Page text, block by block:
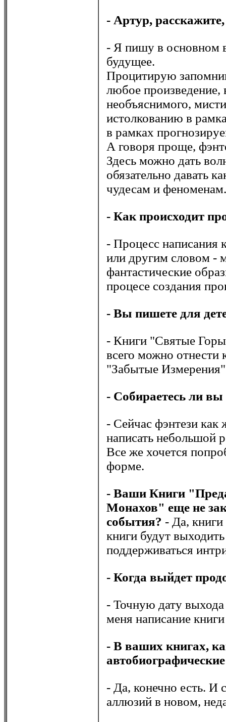
- Артур,
- Я пишу в основном
будущее.
Процитирую
любое произведение,
необъяснимого,
истолкованию в
в рамках
А говоря проще,
Здесь можно дать
обязательно давать
чудесам и феноменам.
- Как происходит
- Процесс написания
или другим словом -
фантастические
процесе создания
- Вы пишете для
- Книги "Святые
всего можно отнести
"Забытые Измерения"
- Собираетесь ли
- Сейчас фэнтези
написать небольшой
Все же хочется
форме.
- Ваши Книги
Монахов" еще не
события? - Да,
книги будут
поддерживаться
- Когда выйдет
- Точную дату
меня написание
- В ваших книгах,
- Да, конечно есть. И
аллюзий в новом,